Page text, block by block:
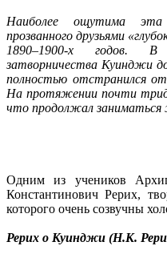
Наиболее ощутима
прозванного друзьями
1890–1900-х годов.
затворничества Куинджи
полностью отстранился
На протяжении почти
что продолжал заниматься
Одним из учеников
Константинович Рерих,
которого очень созвучны
Рерих о Куинджи (Н.К.